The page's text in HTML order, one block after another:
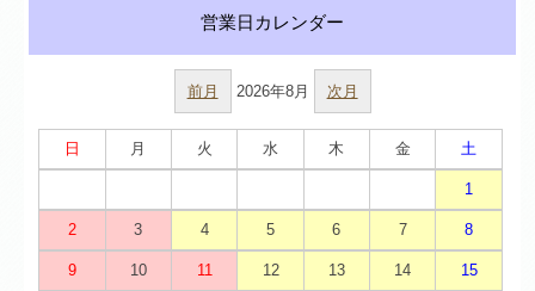
前月 2026年8月 次月
日 月 火 水 木 金 土
1
2 3 4 5 6 7 8
9 10 11 12 13 14 15